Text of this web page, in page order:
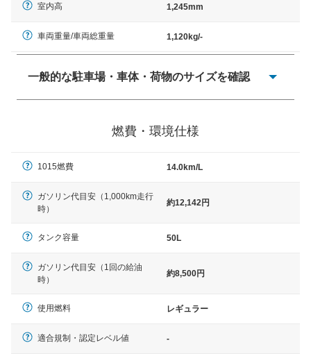
室内高 1,245mm
車両重量/車両総重量 1,120kg/-
一般的な駐車場・車体・荷物のサイズを確認
× 長さ 5,000mm 車路幅 5,000mmというサイズが標準値
燃費・環境仕様
1015燃費 14.0km/L
ガソリン代目安（1,000km走行
時）
約12,142円
タンク容量 50L
ガソリン代目安（1回の給油
時）
約8,500円
使用燃料 レギュラー
適合規制・認定レベル値 -